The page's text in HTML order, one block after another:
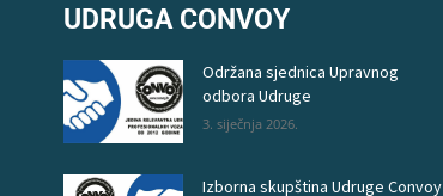
UDRUGA CONVOY
Održana sjednica Upravnog
odbora Udruge
3. siječnja 2026.
Izborna skupština Udruge Convoy